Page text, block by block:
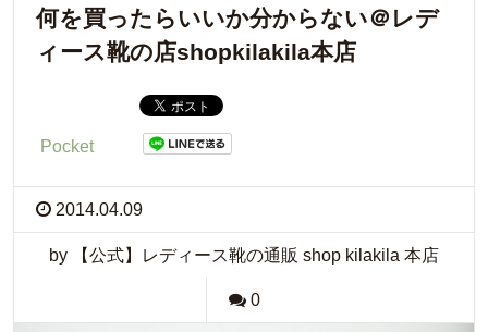
何を買ったらいいか分からない＠レデ
ィース靴の店shopkilakila本店
Pocket
2014.04.09
by 【公式】レディース靴の通販 shop kilakila 本店
0